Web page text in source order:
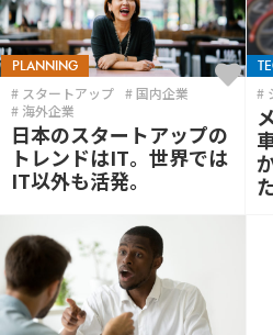
PLANNING
スタートアップ
国内企業
海外企業
日本のスタートアップの
トレンドはIT。世界では
IT以外も活発。